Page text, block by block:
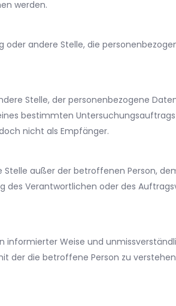
werden.
andere Stelle, die
Stelle, der personenbezogene
bestimmten
nicht als Empfänger.
außer der betroffenen Person,
Verantwortlichen oder des
Weise und
der die betroffene Person zu